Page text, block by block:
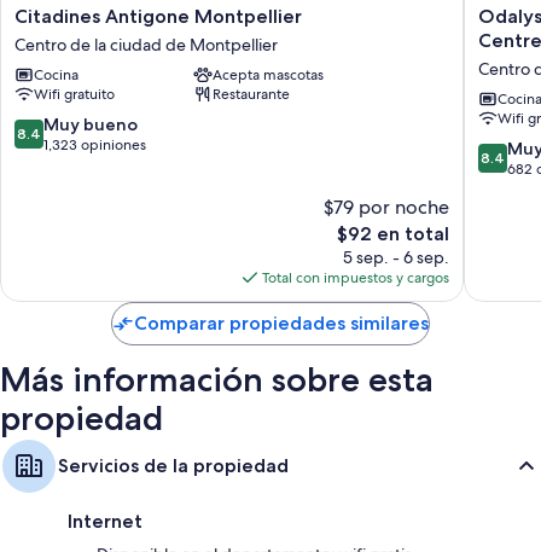
Citadines
Antigone
Montpellier
Centro
de
la
ciudad
Citadines Antigone Montpellier
Centro de la ciudad de Montpellier
Cocina
Acepta mascotas
Wifi gratuito
Restaurante
8.4
de
8.4 Muy bueno
1,323 opiniones
$79 por noche
El
precio
actual
es
de
$92
$92 en total
5 sep. - 6 sep.
Total con impuestos y cargos
Odalys
City
Hotel
-
Centre
Gare
ciudad
Centro
Cocina
Wifi
8.4
de
8.4
682
Comparar propiedades similares
Más información sobre esta
propiedad
Servicios de la propiedad
Internet